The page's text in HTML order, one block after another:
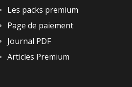
Les packs premium
Page de paiement
Journal PDF
Articles Premium